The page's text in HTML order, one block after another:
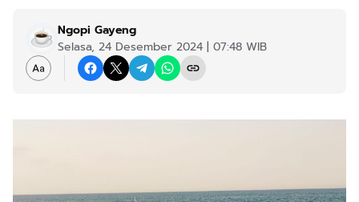
Ngopi Gayeng
Selasa, 24 Desember 2024 | 07:48 WIB